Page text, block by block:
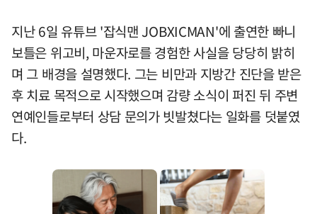
지난 6일 유튜브 '잡식맨 JOBXICMAN'에 출연한 빠니
보틀은 위고비, 마운자로를 경험한 사실을 당당히 밝히
며 그 배경을 설명했다. 그는 비만과 지방간 진단을 받은
후 치료 목적으로 시작했으며 감량 소식이 퍼진 뒤 주변
연예인들로부터 상담 문의가 빗발쳤다는 일화를 덧붙였
다.